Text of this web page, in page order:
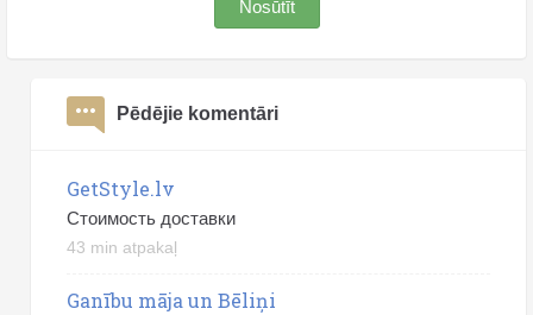
Nosūtīt
Pēdējie komentāri
GetStyle.lv
Стоимость доставки
43 min atpakaļ
Ganību māja un Bēliņi